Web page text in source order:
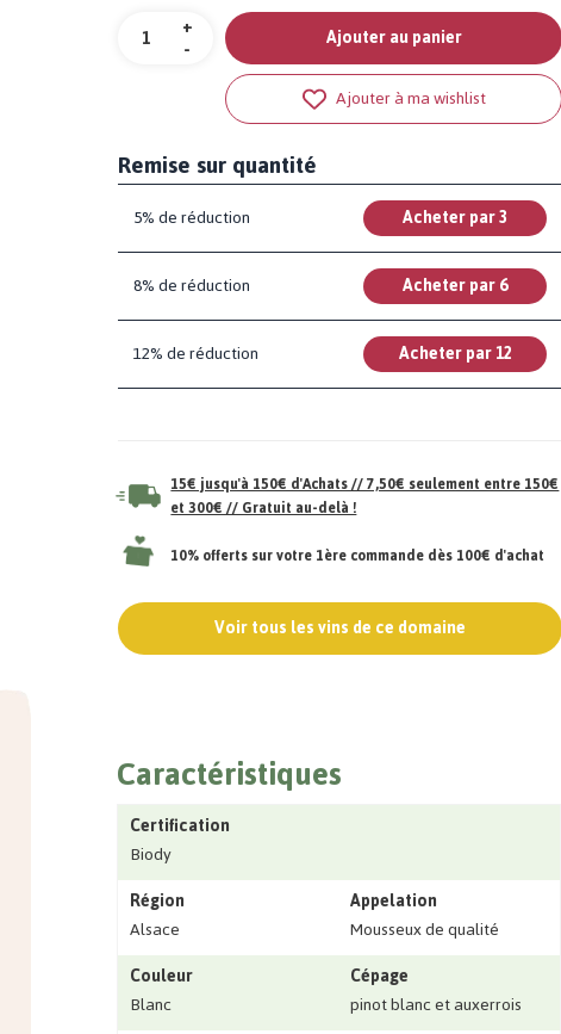
Quantité +
-
Ajouter au panier
Ajouter à ma wishlist
Remise sur quantité
5% de réduction Acheter par 3
8% de réduction Acheter par 6
12% de réduction Acheter par 12
15€ jusqu'à 150€ d'Achats // 7,50€ seulement entre 150€
et 300€ // Gratuit au-delà !
10% offerts sur votre 1ère commande dès 100€ d'achat
Voir tous les vins de ce domaine
Caractéristiques
Certification
Biody
Région
Alsace
Appelation
Mousseux de qualité
Couleur
Blanc
Cépage
pinot blanc et auxerrois